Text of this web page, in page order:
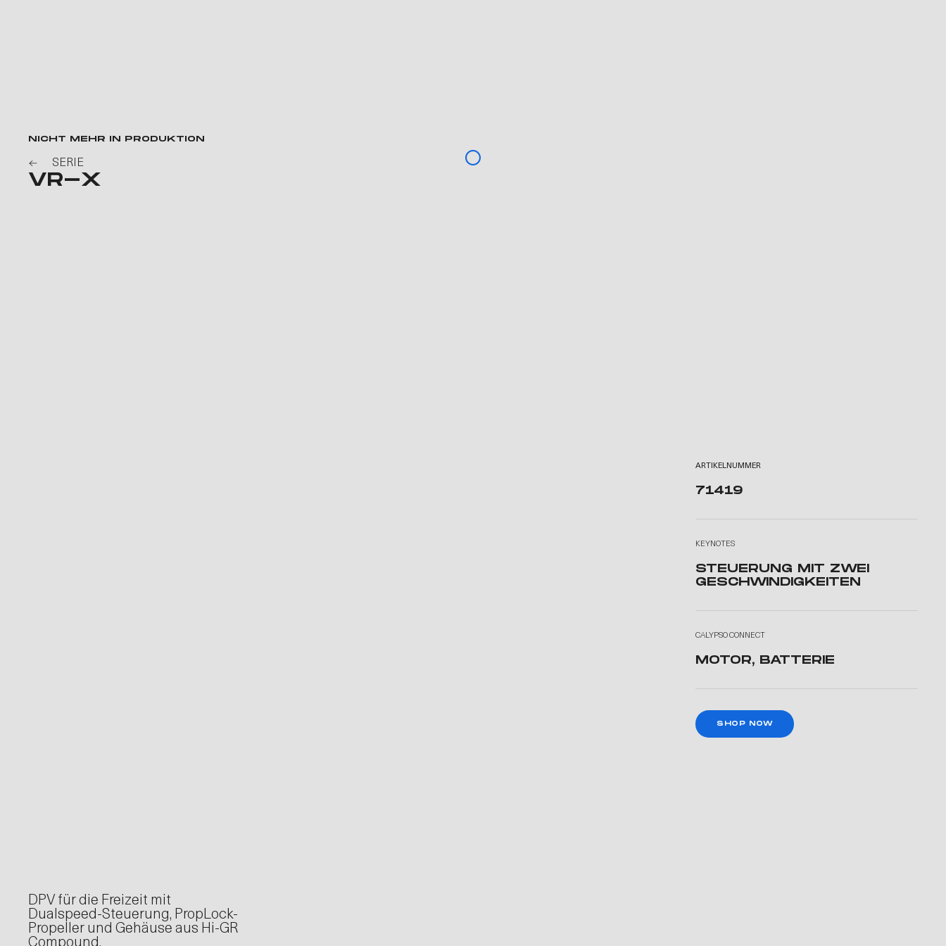
NICHT MEHR IN PRODUKTION
SERIE
VR-X
DPV für die Freizeit mit
Dualspeed-Steuerung, PropLock-
Propeller und Gehäuse aus Hi-GR
Compound.
ARTIKELNUMMER
71419
KEYNOTES
STEUERUNG MIT ZWEI
GESCHWINDIGKEITEN
CALYPSO CONNECT
MOTOR, BATTERIE
SHOP NOW